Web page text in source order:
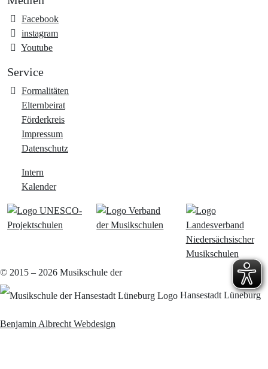
Facebook
instagram
Youtube
Service
Formalitäten
Elternbeirat
Förderkreis
Impressum
Datenschutz
Intern
Kalender
© 2015 – 2026 Musikschule der
Hansestadt Lüneburg
Benjamin Albrecht Webdesign